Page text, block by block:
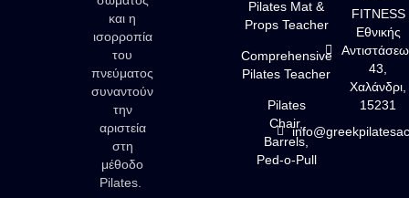
και η
ισορροπία
του
πνεύματος
συναντούν
την
αριστεία
στη
μέθοδο
Pilates.
Pilates Mat &
Props Teacher
Comprehensive
Pilates Teacher
Pilates
Chair,
Barrels,
Ped-o-Pull
FITNESS
Εθνικής
43,
Χαλάνδρι,
15231